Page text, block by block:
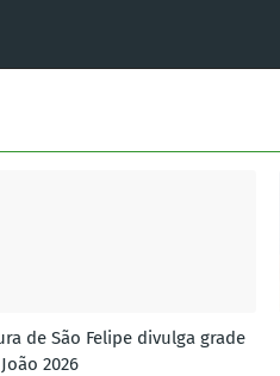
de São Felipe divulga grade
2026